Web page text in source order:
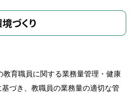
づくり
教育職員に関する業務量管理・健康
づき、教職員の業務量の適切な管